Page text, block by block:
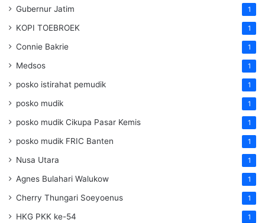
Gubernur Jatim 1
KOPI TOEBROEK 1
Connie Bakrie 1
Medsos 1
posko istirahat pemudik 1
posko mudik 1
posko mudik Cikupa Pasar Kemis 1
posko mudik FRIC Banten 1
Nusa Utara 1
Agnes Bulahari Walukow 1
Cherry Thungari Soeyoenus 1
HKG PKK ke-54 1